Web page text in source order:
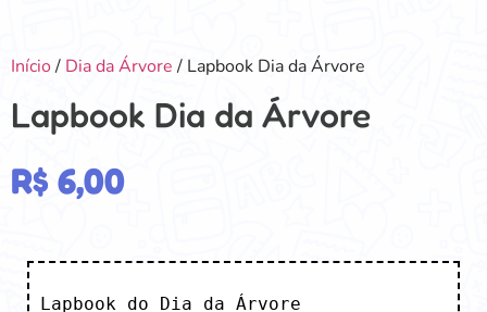
Início/ Dia da Árvore / Lapbook Dia da Árvore
Lapbook Dia da Árvore
R$ 6,00
Lapbook do Dia da Árvore